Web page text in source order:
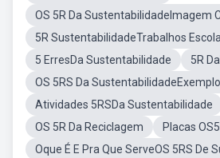
OS 5R Da SustentabilidadeImagem
5R SustentabilidadeTrabalhos
5 ErresDa Sustentabilidade
5R
OS 5RS Da
Atividades 5RSDa Sustentabilidade
OS 5R Da Reciclagem
Placas
Oque É E Pra Que ServeOS 5RS De